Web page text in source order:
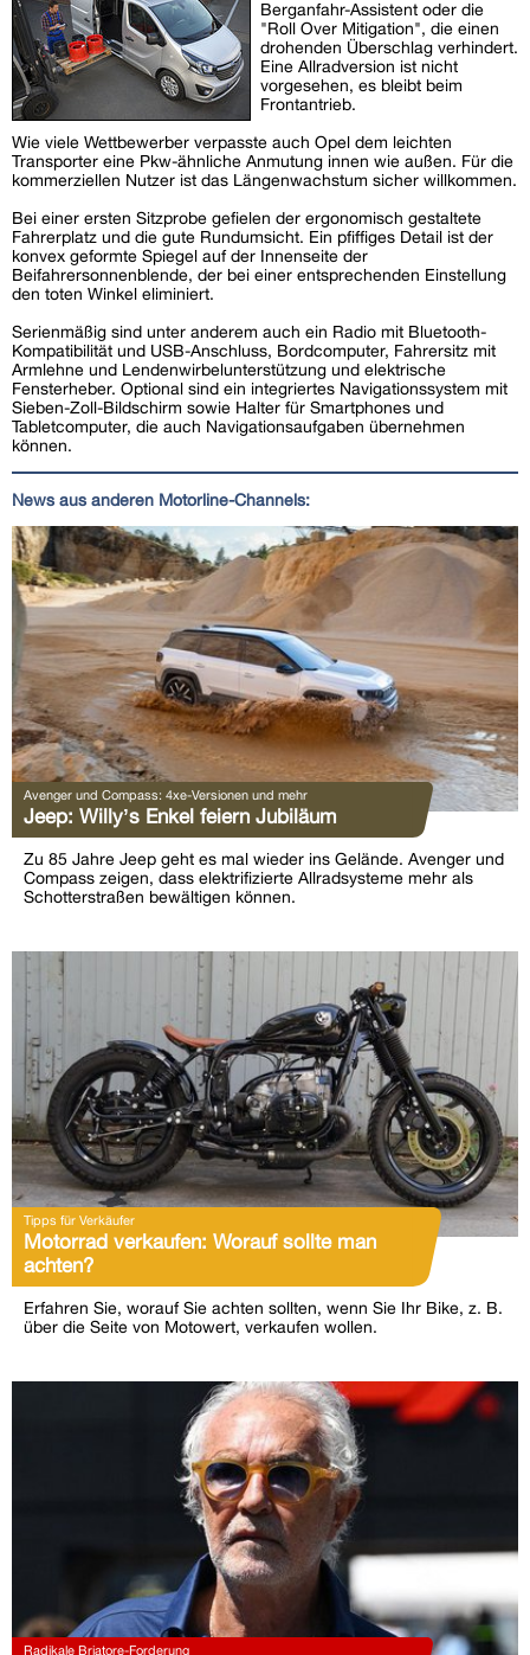
Berganfahr-Assistent oder die
"Roll Over Mitigation", die einen
drohenden Überschlag verhindert.
Eine Allradversion ist nicht
vorgesehen, es bleibt beim
Frontantrieb.
Wie viele Wettbewerber verpasste auch Opel dem leichten
Transporter eine Pkw-ähnliche Anmutung innen wie außen. Für die
kommerziellen Nutzer ist das Längenwachstum sicher willkommen.
Bei einer ersten Sitzprobe gefielen der ergonomisch gestaltete
Fahrerplatz und die gute Rundumsicht. Ein pfiffiges Detail ist der
konvex geformte Spiegel auf der Innenseite der
Beifahrersonnenblende, der bei einer entsprechenden Einstellung
den toten Winkel eliminiert.
Serienmäßig sind unter anderem auch ein Radio mit Bluetooth-
Kompatibilität und USB-Anschluss, Bordcomputer, Fahrersitz mit
Armlehne und Lendenwirbelunterstützung und elektrische
Fensterheber. Optional sind ein integriertes Navigationssystem mit
Sieben-Zoll-Bildschirm sowie Halter für Smartphones und
Tabletcomputer, die auch Navigationsaufgaben übernehmen
können.
News aus anderen Motorline-Channels:
Avenger und Compass: 4xe-Versionen und mehr
Jeep: Willy’s Enkel feiern Jubiläum
Zu 85 Jahre Jeep geht es mal wieder ins Gelände. Avenger und
Compass zeigen, dass elektrifizierte Allradsysteme mehr als
Schotterstraßen bewältigen können.
Tipps für Verkäufer
Motorrad verkaufen: Worauf sollte man
achten?
Erfahren Sie, worauf Sie achten sollten, wenn Sie Ihr Bike, z. B.
über die Seite von Motowert, verkaufen wollen.
Radikale Briatore-Forderung